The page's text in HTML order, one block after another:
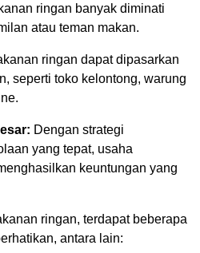
ringan banyak diminati
atau teman makan.
ringan dapat dipasarkan
seperti toko kelontong, warung
Dengan strategi
yang tepat, usaha
keuntungan yang
ringan, terdapat beberapa
antara lain: